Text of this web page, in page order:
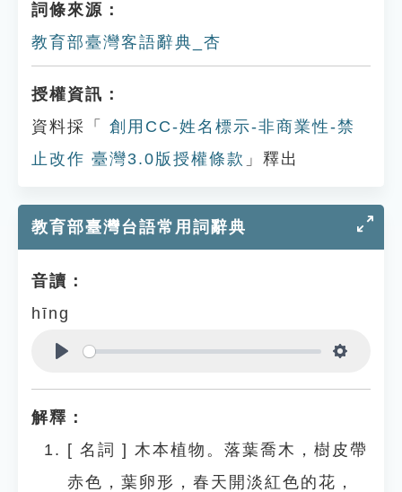
詞條來源：
教育部臺灣客語辭典_杏
授權資訊：
資料採「
創用CC-姓名標示-非商業性-禁
止改作 臺灣3.0版授權條款 」釋出
教育部臺灣台語常用詞辭典
音讀：
hīng
解釋：
[ 名詞 ] 木本植物。落葉喬木，樹皮帶
赤色，葉卵形，春天開淡紅色的花，